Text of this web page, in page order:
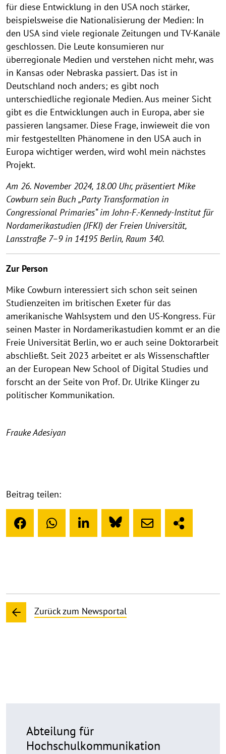
für diese Entwicklung in den USA noch stärker,
beispielsweise die Nationalisierung der Medien: In
den USA sind viele regionale Zeitungen und TV-Kanäle
geschlossen. Die Leute konsumieren nur
überregionale Medien und verstehen nicht mehr, was
in Kansas oder Nebraska passiert. Das ist in
Deutschland noch anders; es gibt noch
unterschiedliche regionale Medien. Aus meiner Sicht
gibt es die Entwicklungen auch in Europa, aber sie
passieren langsamer. Diese Frage, inwieweit die von
mir festgestellten Phänomene in den USA auch in
Europa wichtiger werden, wird wohl mein nächstes
Projekt.
Am 26. November 2024, 18.00 Uhr, präsentiert Mike
Cowburn sein Buch „Party Transformation in
Congressional Primaries“ im John-F.-Kennedy-Institut für
Nordamerikastudien (JFKI) der Freien Universität,
Lansstraße 7–9 in 14195 Berlin, Raum 340.
Zur Person
Mike Cowburn interessiert sich schon seit seinen
Studienzeiten im britischen Exeter für das
amerikanische Wahlsystem und den US-Kongress. Für
seinen Master in Nordamerikastudien kommt er an die
Freie Universität Berlin, wo er auch seine Doktorarbeit
abschließt. Seit 2023 arbeitet er als Wissenschaftler
an der European New School of Digital Studies und
forscht an der Seite von Prof. Dr. Ulrike Klinger zu
politischer Kommunikation.
Frauke Adesiyan
Beitrag teilen:
Zurück zum Newsportal
Abteilung für
Hochschulkommunikation